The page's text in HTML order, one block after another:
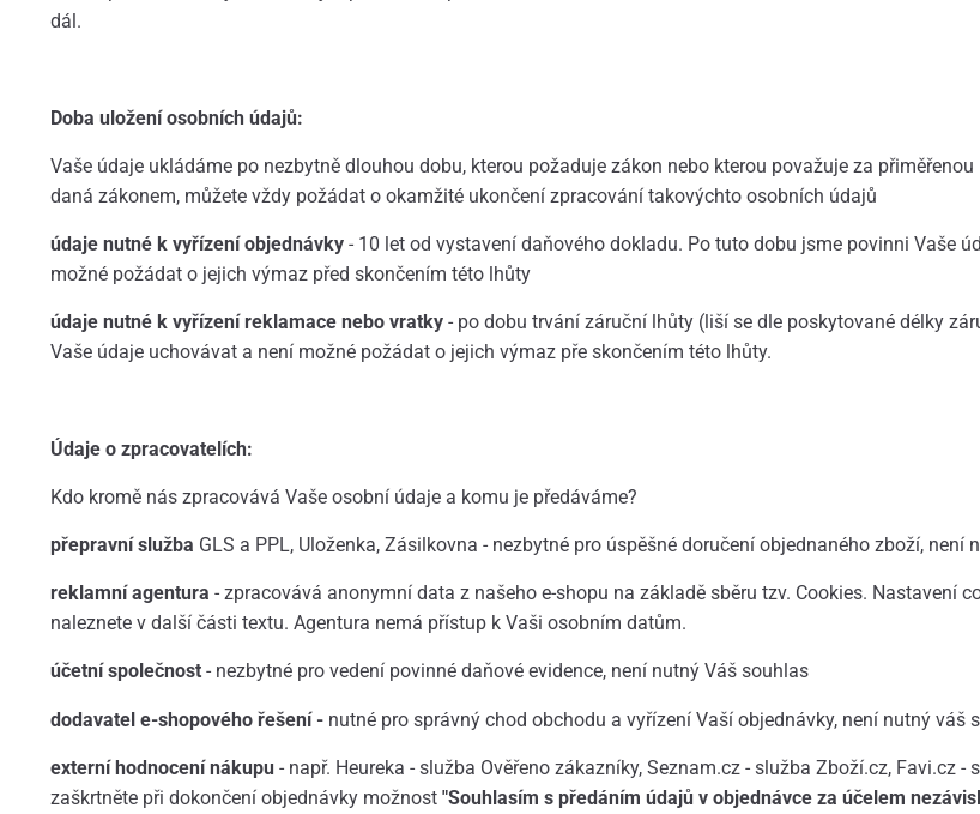
dál.
Doba uložení osobních údajů:
Vaše údaje ukládáme po nezbytně dlouhou dobu, kterou požaduje zákon nebo kterou považuje za
daná zákonem, můžete vždy požádat o okamžité ukončení zpracování takovýchto osobních údajů
údaje nutné k vyřízení objednávky- 10 let od vystavení daňového dokladu. Po tuto dobu jsme povinni Vaše
možné požádat o jejich výmaz před skončením této lhůty
údaje nutné k vyřízení reklamace nebo vratky- po dobu trvání záruční lhůty (liší se dle poskytované délky
Vaše údaje uchovávat a není možné požádat o jejich výmaz pře skončením této lhůty.
Údaje o zpracovatelích:
Kdo kromě nás zpracovává Vaše osobní údaje a komu je předáváme?
přepravní služba GLS a PPL, Uloženka, Zásilkovna - nezbytné pro úspěšné doručení objednaného zboží, není
reklamní agentura - zpracovává anonymní data z našeho e-shopu na základě sběru tzv. Cookies. Nastavení
naleznete v další části textu. Agentura nemá přístup k Vaši osobním datům.
účetní společnost- nezbytné pro vedení povinné daňové evidence, není nutný Váš souhlas
dodavatel e-shopového řešení - nutné pro správný chod obchodu a vyřízení Vaší objednávky, není nutný váš
externí hodnocení nákupu- např. Heureka - služba Ověřeno zákazníky, Seznam.cz - služba Zboží.cz, Favi.cz
zaškrtněte při dokončení objednávky možnost "Souhlasím s předáním údajů v objednávce za účelem